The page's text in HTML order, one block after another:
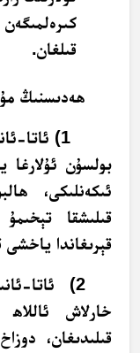
قىلغان.
ھەدىسنىڭ
1) ئاتا-
بولسۇن ئۇلارغا
ئىكەنلىكى،
قىلىشقا تېخىمۇ
قېرىغاندا
2) ئاتا-
خارلاش ئاللاھ
قىلىدىغان،